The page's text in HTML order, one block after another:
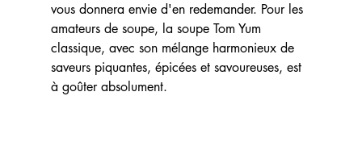
vous donnera envie d'en redemander. Pour les
amateurs de soupe, la soupe Tom Yum
classique, avec son mélange harmonieux de
saveurs piquantes, épicées et savoureuses, est
à goûter absolument.